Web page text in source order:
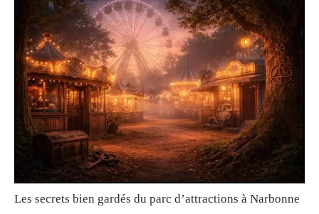
Les secrets bien gardés du parc d’attractions à Narbonne